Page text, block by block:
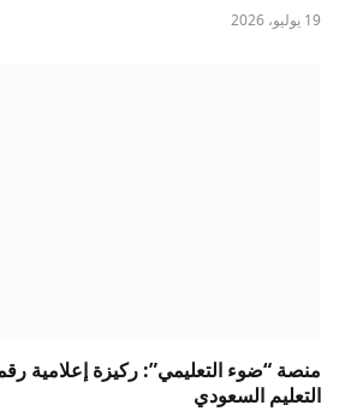
19 يوليو، 2026
منصة “ضوء التعليمي”: ركيزة إعلامية
التعليم السعودي